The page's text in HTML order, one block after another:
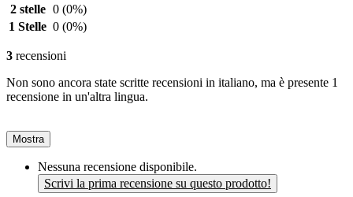
2 stelle 0 (0%)
1 Stelle 0 (0%)
3 recensioni
Non sono ancora state scritte recensioni in italiano, ma è presente 1
recensione in un'altra lingua.
Mostra
Nessuna recensione disponibile.
Scrivi la prima recensione su questo prodotto!